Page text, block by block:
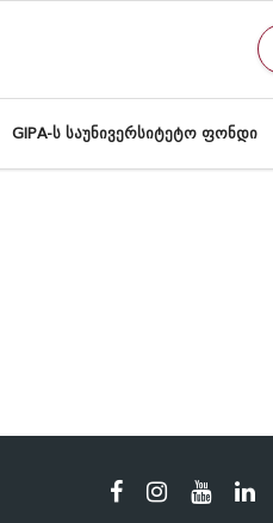
GIPA-ს საუნივერსიტეტო ფონდი